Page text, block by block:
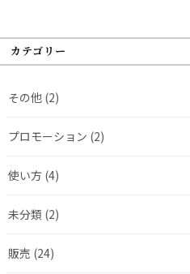
カテゴリー
その他 (2)
プロモーション (2)
使い方 (4)
未分類 (2)
販売 (24)